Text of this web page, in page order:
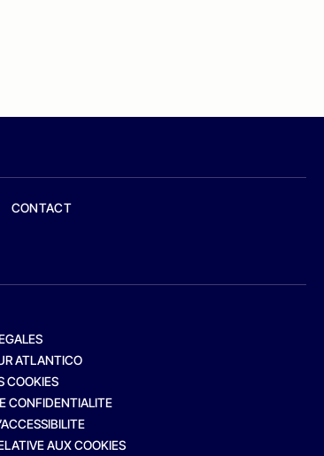
CONTACT
ATLANTICO
COOKIES
CONFIDENTIALITE
AUX COOKIES